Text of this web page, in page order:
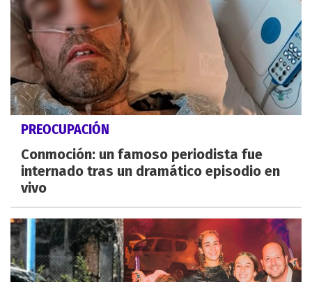
PREOCUPACIÓN
Conmoción: un famoso periodista fue
internado tras un dramático episodio en
vivo